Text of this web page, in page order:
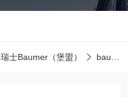
瑞士Baumer（堡盟） baumer传感器